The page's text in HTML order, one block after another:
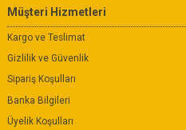
Müşteri Hizmetleri
Kargo ve Teslimat
Gizlilik ve Güvenlik
Sipariş Koşulları
Banka Bilgileri
Üyelik Koşulları